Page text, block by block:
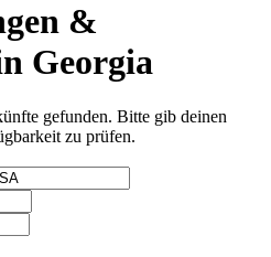
&
Georgia
gefunden. Bitte gib deinen
zu prüfen.